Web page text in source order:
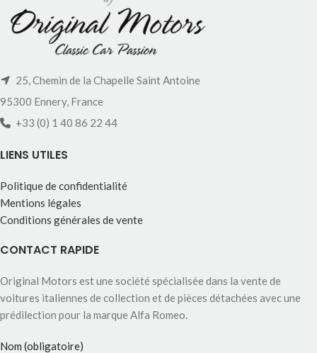
25, Chemin de la Chapelle Saint Antoine
95300 Ennery, France
+33 (0) 1 40 86 22 44
LIENS UTILES
Politique de confidentialité
Mentions légales
Conditions générales de vente
CONTACT RAPIDE
Original Motors est une société spécialisée dans la vente de
voitures italiennes de collection et de pièces détachées avec une
prédilection pour la marque Alfa Romeo.
Nom (obligatoire)